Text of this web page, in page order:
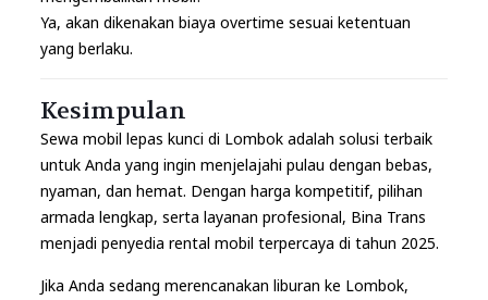
Ya, akan dikenakan biaya overtime sesuai ketentuan
yang berlaku.
Kesimpulan
Sewa mobil lepas kunci di Lombok adalah solusi terbaik
untuk Anda yang ingin menjelajahi pulau dengan bebas,
nyaman, dan hemat. Dengan harga kompetitif, pilihan
armada lengkap, serta layanan profesional, Bina Trans
menjadi penyedia rental mobil terpercaya di tahun 2025.
Jika Anda sedang merencanakan liburan ke Lombok,